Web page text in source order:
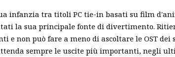
infanzia tra titoli PC tie-in basati su film
la sua principale fonte di divertimento.
e non può fare a meno di ascoltare le OST
sempre le uscite più importanti, negli